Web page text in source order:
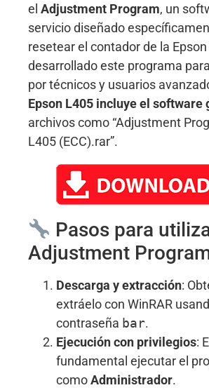
el Adjustment Program, un
servicio diseñado
resetear el contador de la
desarrollado este programa
por técnicos y usuarios
Epson L405 incluye el software
archivos como “Adjustment
L405 (ECC).rar”.
Pasos para
Adjustment
Descarga y extracción:
extráelo con WinRAR
contraseña bar.
Ejecución con privilegios:
fundamental ejecutar el
comoAdministrador.